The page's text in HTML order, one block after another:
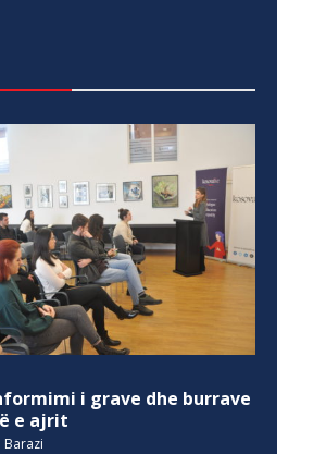
i grave dhe burrave
e ajrit
Barazi